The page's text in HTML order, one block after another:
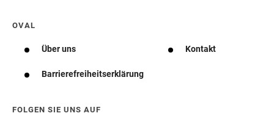
OVAL
Über uns Kontakt
Barrierefreiheitserklärung
FOLGEN SIE UNS AUF